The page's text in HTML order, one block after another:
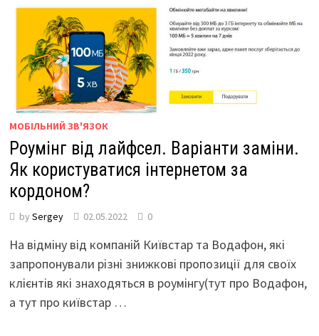
МОБІЛЬНИЙ ЗВ'ЯЗОК
Роумінг від лайфсел. Варіанти заміни.
Як користуватися інтернетом за
кордоном?
by Sergey 02.05.2022 0
На відміну від компаній Київстар та Водафон, які
запропонували різні знижкові пропозиції для своїх
клієнтів які знаходяться в роумінгу(тут про Водафон,
а тут про київстар …